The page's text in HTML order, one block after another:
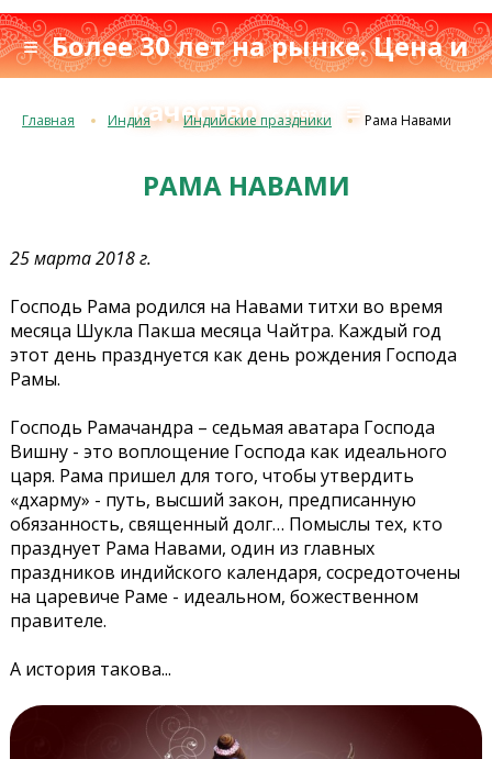
≡ Более 30 лет на рынке. Цена и
качествос 1993 г. ≡
Главная Индия Индийские праздники Рама Навами
РАМА НАВАМИ
25 марта 2018 г.
Господь Рама родился на Навами титхи во время
месяца Шукла Пакша месяца Чайтра. Каждый год
этот день празднуется как день рождения Господа
Рамы.
Господь Рамачандра – седьмая аватара Господа
Вишну - это воплощение Господа как идеального
царя. Рама пришел для того, чтобы утвердить
«дхарму» - путь, высший закон, предписанную
обязанность, священный долг… Помыслы тех, кто
празднует Рама Навами, один из главных
праздников индийского календаря, сосредоточены
на царевиче Раме - идеальном, божественном
правителе.
А история такова...